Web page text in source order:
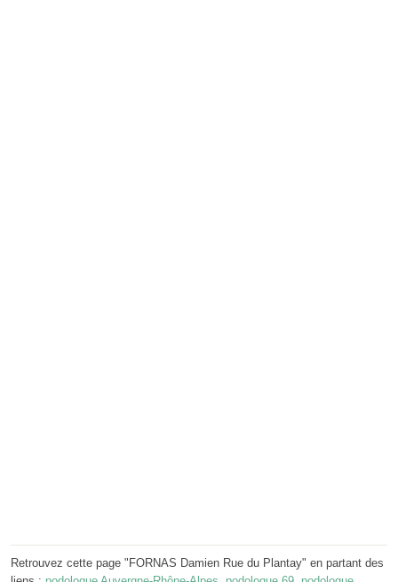
Retrouvez cette page "FORNAS Damien Rue du Plantay" en partant des